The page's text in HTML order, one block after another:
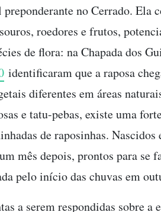
no Cerrado. Ela
roedores e frutos,
de flora: na Chapada dos
identificaram que a raposa
diferentes em áreas
e tatu-pebas, existe uma
de raposinhas. Nascidos
mês depois, prontos para se
pelo início das chuvas em
a serem respondidas sobre a